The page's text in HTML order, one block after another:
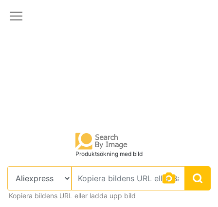
Produktsökning med bild
Kopiera bildens URL eller ladda upp bild